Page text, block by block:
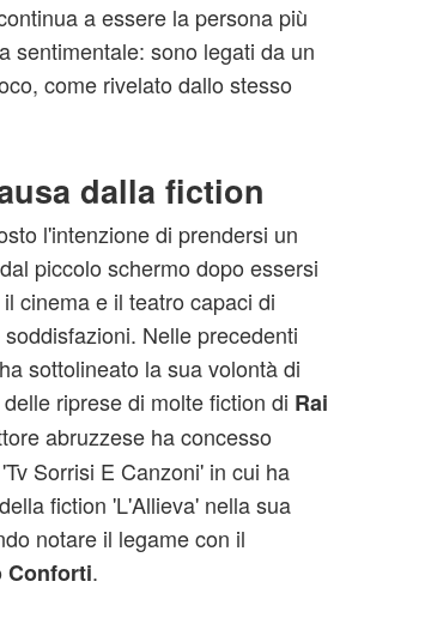
a essere la persona più
sentimentale: sono legati da un
come rivelato dallo stesso
dalla fiction
l'intenzione di prendersi un
piccolo schermo dopo essersi
cinema e il teatro capaci di
Nelle precedenti
sottolineato la sua volontà di
riprese di molte fiction di Rai
abruzzese ha concesso
Sorrisi E Canzoni' in cui ha
fiction 'L'Allieva' nella sua
notare il legame con il
Conforti.